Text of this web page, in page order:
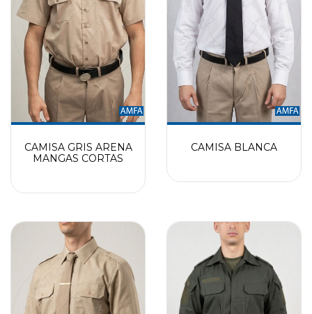
CAMISA GRIS ARENA
MANGAS CORTAS
CAMISA BLANCA